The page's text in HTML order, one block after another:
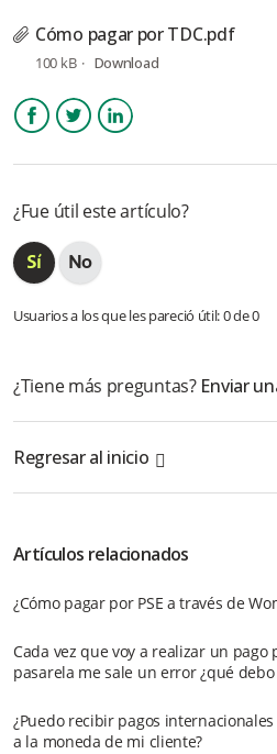
¿Cómo pagar con tarjetas a través
¿Cómo pagar por Corresponsal
Cómo pagar por TDC.pdf
100 kB Download
¿Fue útil este artículo?
Usuarios a los que les pareció útil: 0 de 0
¿Tiene más preguntas? Enviar
Regresar al inicio
Artículos relacionados
¿Cómo pagar por PSE a través de
Cada vez que voy a realizar un
pasarela me sale un error ¿qué debo
¿Puedo recibir pagos
a la moneda de mi cliente?